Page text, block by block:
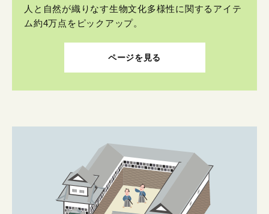
人と自然が織りなす生物文化多様性に関するアイテ
ム約4万点をピックアップ。
ページを見る